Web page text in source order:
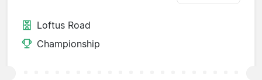
Loftus Road
Championship